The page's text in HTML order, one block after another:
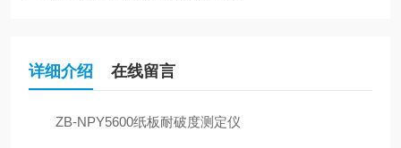
详细介绍 在线留言
ZB-NPY5600纸板耐破度测定仪